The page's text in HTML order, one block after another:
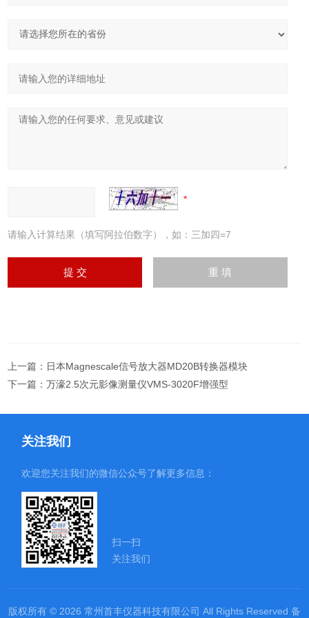
请输入计算结果（填写阿拉伯数字），如：三加四=7
上一篇： 日本Magnescale信号放大器MD20B转换器模块
下一篇：万濠2.5次元影像测量仪VMS-3020F增强型
关注我们
欢迎您关注我们的微信公众号了解更多信息：
扫一扫
关注我们
版权所有 © 2026 常州首丰仪器科技有限公司 All Rights Reserved 备